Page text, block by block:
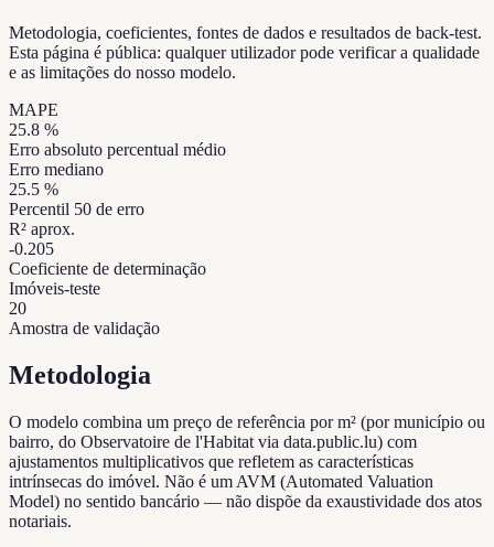
Metodologia, coeficientes, fontes de dados e resultados de back-test.
Esta página é pública: qualquer utilizador pode verificar a qualidade
e as limitações do nosso modelo.
MAPE
25.8 %
Erro absoluto percentual médio
Erro mediano
25.5 %
Percentil 50 de erro
R² aprox.
-0.205
Coeficiente de determinação
Imóveis-teste
20
Amostra de validação
Metodologia
O modelo combina um preço de referência por m² (por município ou
bairro, do Observatoire de l'Habitat via data.public.lu) com
ajustamentos multiplicativos que refletem as características
intrínsecas do imóvel. Não é um AVM (Automated Valuation
Model) no sentido bancário — não dispõe da exaustividade dos atos
notariais.